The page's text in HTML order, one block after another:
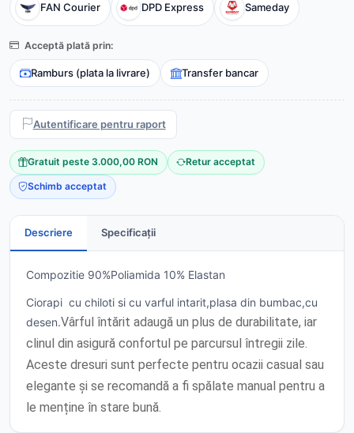
FAN Courier DPD Express Sameday
Acceptă plată prin:
Ramburs (plata la livrare) Transfer bancar
Autentificare pentru raport
Gratuit peste 3.000,00 RON Retur acceptat
Schimb acceptat
Descriere Specificații
Compozitie 90%Poliamida 10% Elastan
Ciorapi cu chiloti si cu varful intarit,plasa din bumbac,cu
desen.Vârful întărit adaugă un plus de durabilitate, iar
clinul din asigură confortul pe parcursul întregii zile.
Aceste dresuri sunt perfecte pentru ocazii casual sau
elegante și se recomandă a fi spălate manual pentru a
le menține în stare bună.